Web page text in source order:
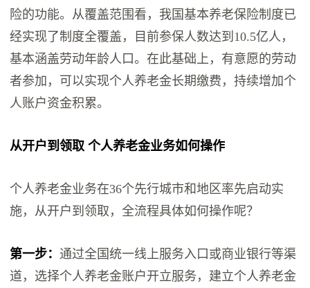
险的功能。从覆盖范围看，我国基本养老保险制度已
经实现了制度全覆盖，目前参保人数达到10.5亿人，
基本涵盖劳动年龄人口。在此基础上，有意愿的劳动
者参加，可以实现个人养老金长期缴费，持续增加个
人账户资金积累。
从开户到领取 个人养老金业务如何操作
个人养老金业务在36个先行城市和地区率先启动实
施，从开户到领取，全流程具体如何操作呢？
第一步：通过全国统一线上服务入口或商业银行等渠
道，选择个人养老金账户开立服务，建立个人养老金